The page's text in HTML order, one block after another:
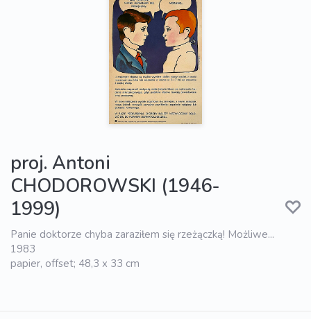
proj. Antoni
CHODOROWSKI (1946-
1999)
Panie doktorze chyba zaraziłem się rzeżączką! Możliwe...
1983
papier, offset; 48,3 x 33 cm